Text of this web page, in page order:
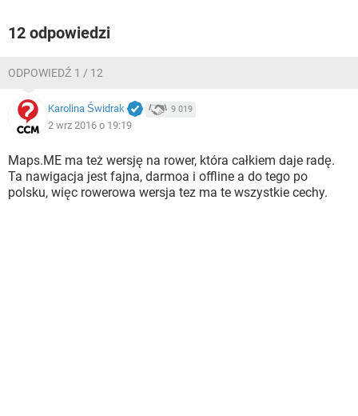
12 odpowiedzi
ODPOWIEDŹ 1 / 12
Karolina Świdrak 9 019
2 wrz 2016 o 19:19
Maps.ME ma też wersję na rower, która całkiem daje radę.
Ta nawigacja jest fajna, darmoa i offline a do tego po
polsku, więc rowerowa wersja tez ma te wszystkie cechy.